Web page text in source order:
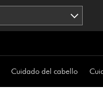
Cuidado del cabello